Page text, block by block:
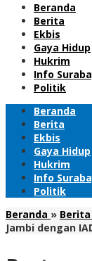
Beranda
Berita
Ekbis
Gaya Hidup
Hukrim
Info
Politik
Beranda
Berita
Ekbis
Gaya Hidup
Hukrim
Info
Politik
Beranda » Berita
Jambi dengan